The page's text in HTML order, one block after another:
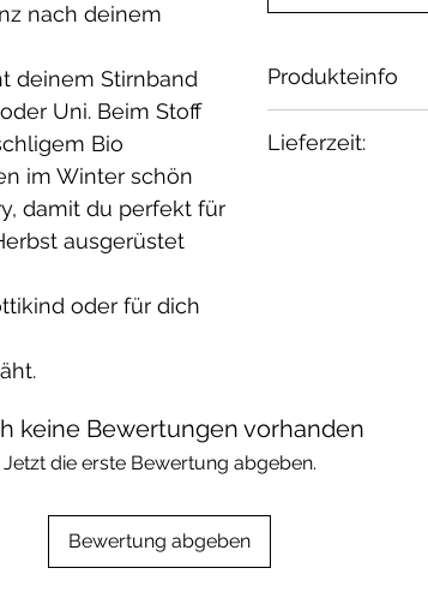
nach deinem
deinem Stirnband
Uni. Beim Stoff
Bio
im Winter schön
damit du perfekt für
ausgerüstet
oder für dich
Produkteinfo
Fleece: 100%
Lieferzeit:
keine Bewertungen vorhanden
Jetzt die erste Bewertung abgeben.
Bewertung abgeben